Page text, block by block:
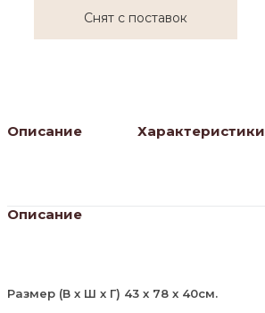
Снят с поставок
Описание Характеристики
Описание
Размер (В х Ш х Г) 43 х 78 х 40см.